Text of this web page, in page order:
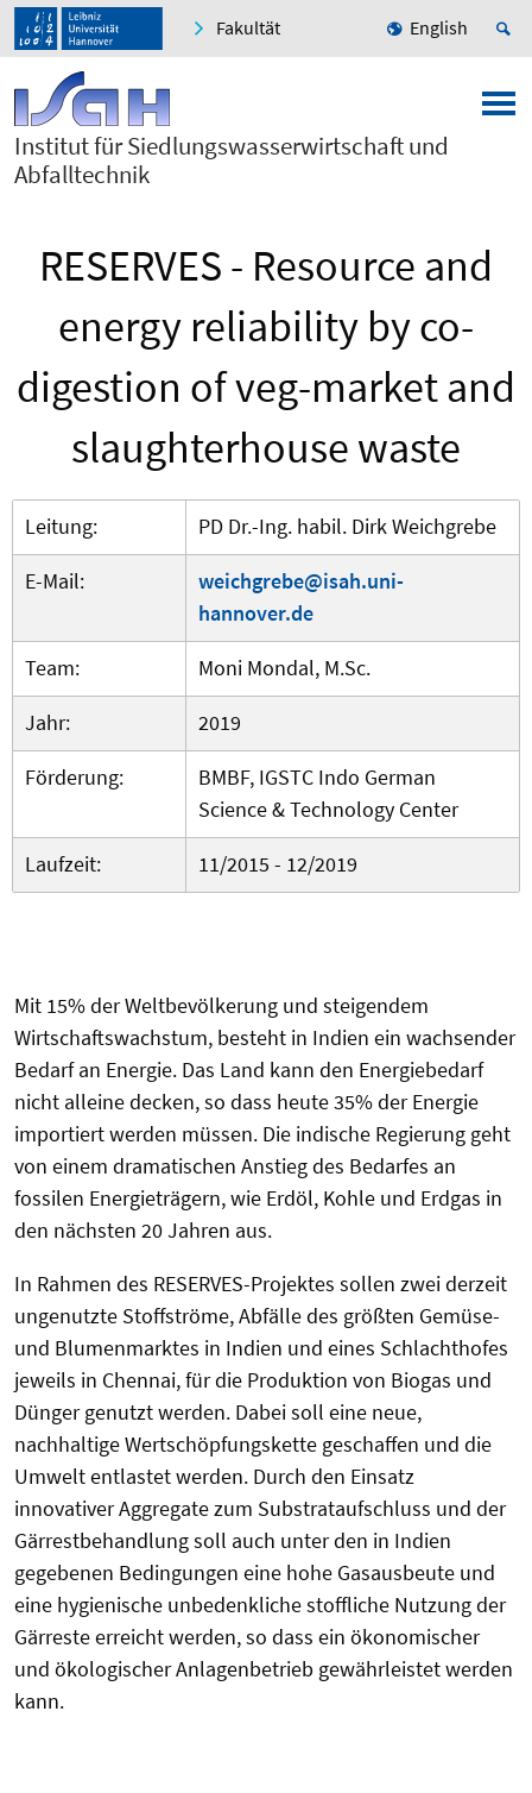
Fakultät English
Institut für Siedlungswasserwirtschaft und
Abfalltechnik
RESERVES - Resource and
energy reliability by co-
digestion of veg-market and
slaughterhouse waste
Leitung:
PD Dr.-Ing. habil. Dirk Weichgrebe
E-Mail:
weichgrebe@isah.uni-
hannover.de
Team:
Moni Mondal, M.Sc.
Jahr:
2019
Förderung:
BMBF, IGSTC Indo German
Science & Technology Center
Laufzeit:
11/2015 - 12/2019
Mit 15% der Weltbevölkerung und steigendem
Wirtschaftswachstum, besteht in Indien ein wachsender
Bedarf an Energie. Das Land kann den Energiebedarf
nicht alleine decken, so dass heute 35% der Energie
importiert werden müssen. Die indische Regierung geht
von einem dramatischen Anstieg des Bedarfes an
fossilen Energieträgern, wie Erdöl, Kohle und Erdgas in
den nächsten 20 Jahren aus.
In Rahmen des RESERVES-Projektes sollen zwei derzeit
ungenutzte Stoffströme, Abfälle des größten Gemüse-
und Blumenmarktes in Indien und eines Schlachthofes
jeweils in Chennai, für die Produktion von Biogas und
Dünger genutzt werden. Dabei soll eine neue,
nachhaltige Wertschöpfungskette geschaffen und die
Umwelt entlastet werden. Durch den Einsatz
innovativer Aggregate zum Substrataufschluss und der
Gärrestbehandlung soll auch unter den in Indien
gegebenen Bedingungen eine hohe Gasausbeute und
eine hygienische unbedenkliche stoffliche Nutzung der
Gärreste erreicht werden, so dass ein ökonomischer
und ökologischer Anlagenbetrieb gewährleistet werden
kann.